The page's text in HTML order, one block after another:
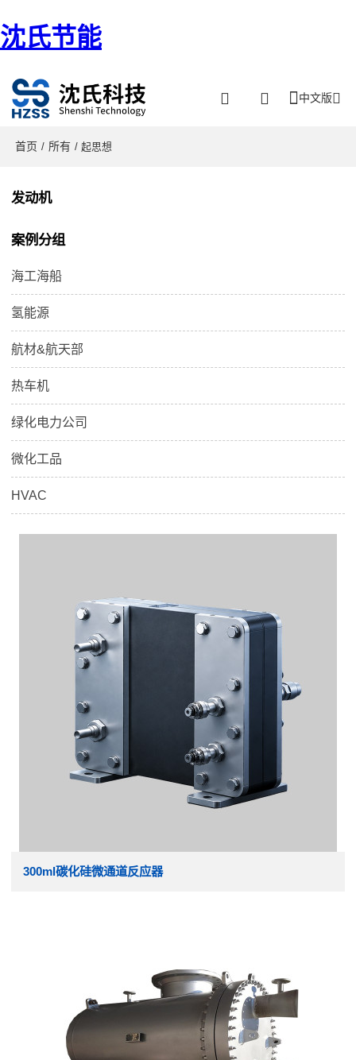
沈氏节能
中文版
首页 / 所有 / 起思想
发动机
案例分组
海工海船
氢能源
航材&航天部
热车机
绿化电力公司
微化工品
HVAC
300ml碳化硅微通道反应器